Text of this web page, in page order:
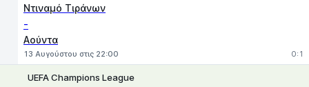
Ντιναμό Τιράνων
-
Αούντα
13 Αυγούστου στις 22:00 0:1
UEFA Champions League